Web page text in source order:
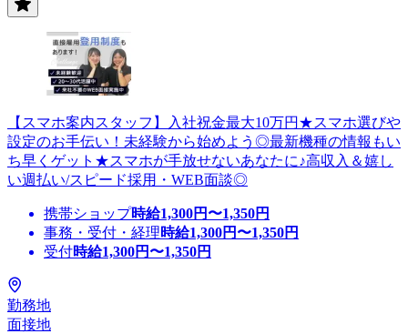
【スマホ案内スタッフ】入社祝金最大10万円★スマホ選びや
設定のお手伝い！未経験から始めよう◎最新機種の情報もい
ち早くゲット★スマホが手放せないあなたに♪高収入＆嬉し
い週払い/スピード採用・WEB面談◎
携帯ショップ時給1,300円〜1,350円
事務・受付・経理時給1,300円〜1,350円
受付時給1,300円〜1,350円
勤務地
面接地